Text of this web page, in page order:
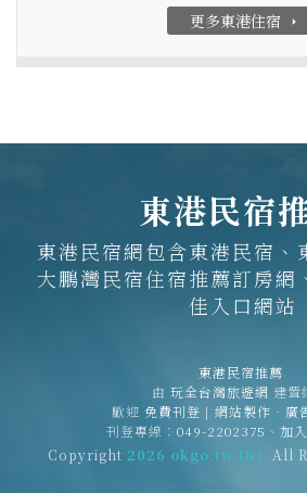
更多東港住宿 arrow_right
東港民宿
東港民宿網包含東港民宿、
大鵬灣民宿住宿推薦訂房網
佳入口網站
東港民宿推薦
由 玩全台灣旅遊網 建置
歡迎 免費刊登 | 網站製作‧廣
刊登專線： 049-2202375 、 加
Copyright 2026 okgo.tw INC All